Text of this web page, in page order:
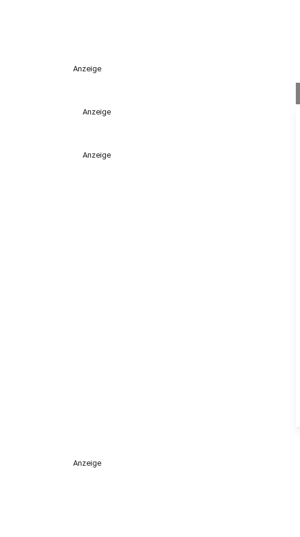
Anzeige
Anzeige
Anzeige
Anzeige